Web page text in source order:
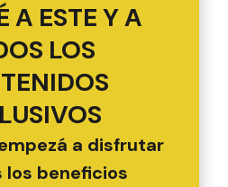
A ESTE Y A
LOS
a disfrutar
los beneficios